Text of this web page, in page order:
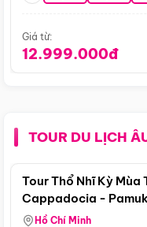
Giá từ:
12.999.000đ
TOUR DU LỊCH
Tour Thổ Nhĩ Kỳ
Cappadocia -
Hồ Chí Minh